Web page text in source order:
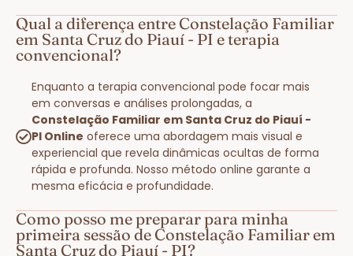
Qual a diferença entre Constelação Familiar
em Santa Cruz do Piauí - PI e terapia
convencional?
Enquanto a terapia convencional pode focar mais
em conversas e análises prolongadas, a
Constelação Familiar em Santa Cruz do Piauí -
PI Online oferece uma abordagem mais visual e
experiencial que revela dinâmicas ocultas de forma
rápida e profunda. Nosso método online garante a
mesma eficácia e profundidade.
Como posso me preparar para minha
primeira sessão de Constelação Familiar em
Santa Cruz do Piauí - PI?